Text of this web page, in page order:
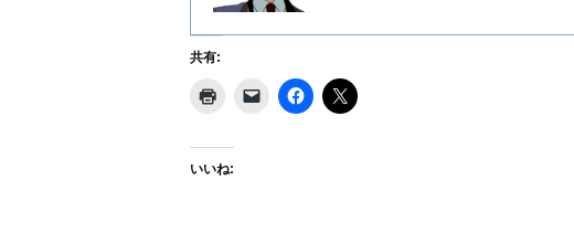
共有:
いいね: